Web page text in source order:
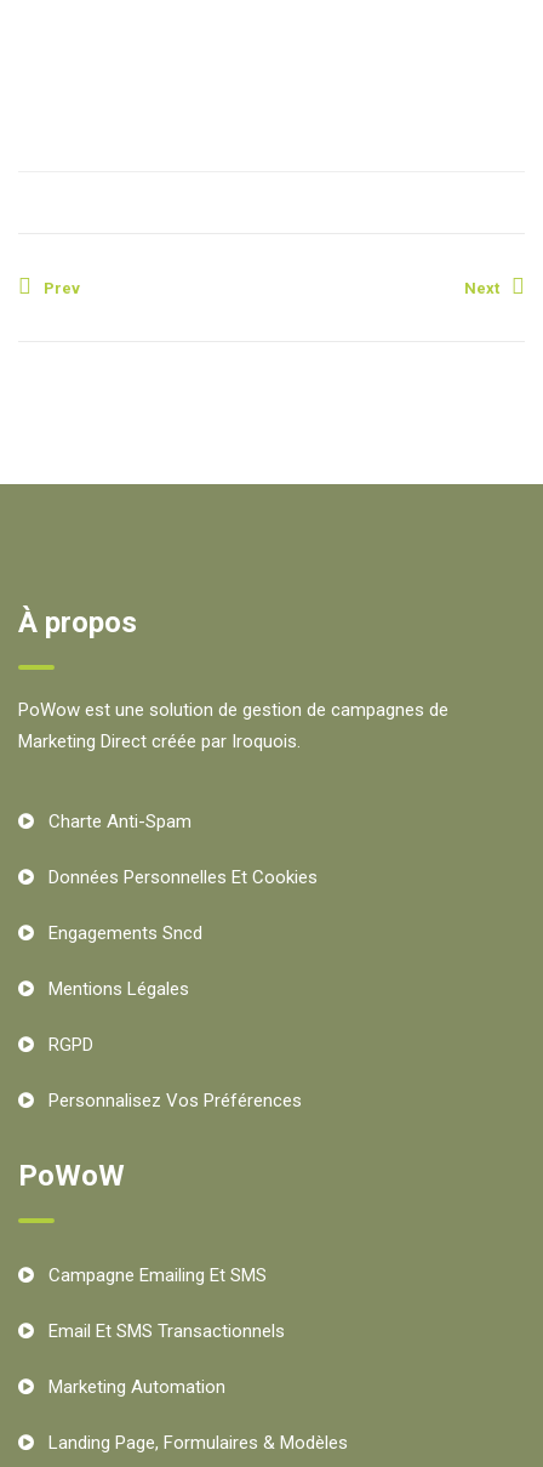
Prev Next
À propos
PoWow est une solution de gestion de campagnes de
Marketing Direct créée par Iroquois.
Charte Anti-Spam
Données Personnelles Et Cookies
Engagements Sncd
Mentions Légales
RGPD
Personnalisez Vos Préférences
PoWoW
Campagne Emailing Et SMS
Email Et SMS Transactionnels
Marketing Automation
Landing Page, Formulaires & Modèles